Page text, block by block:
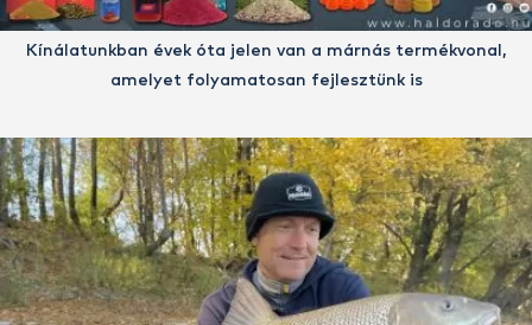
Kínálatunkban évek óta jelen van a márnás termékvonal,
amelyet folyamatosan fejlesztünk is